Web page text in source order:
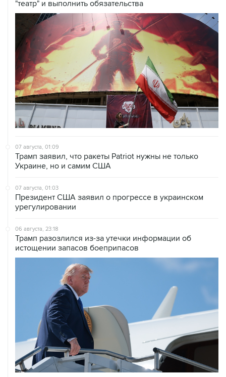
07 августа, 01:09
Украине, но и самим США
07 августа, 01:03
урегулировании
06 августа, 23:18
истощении запасов боеприпасов
06 августа, 21:38